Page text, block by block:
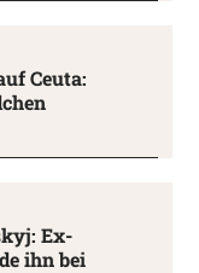
Ceuta:
Ex-
ihn bei